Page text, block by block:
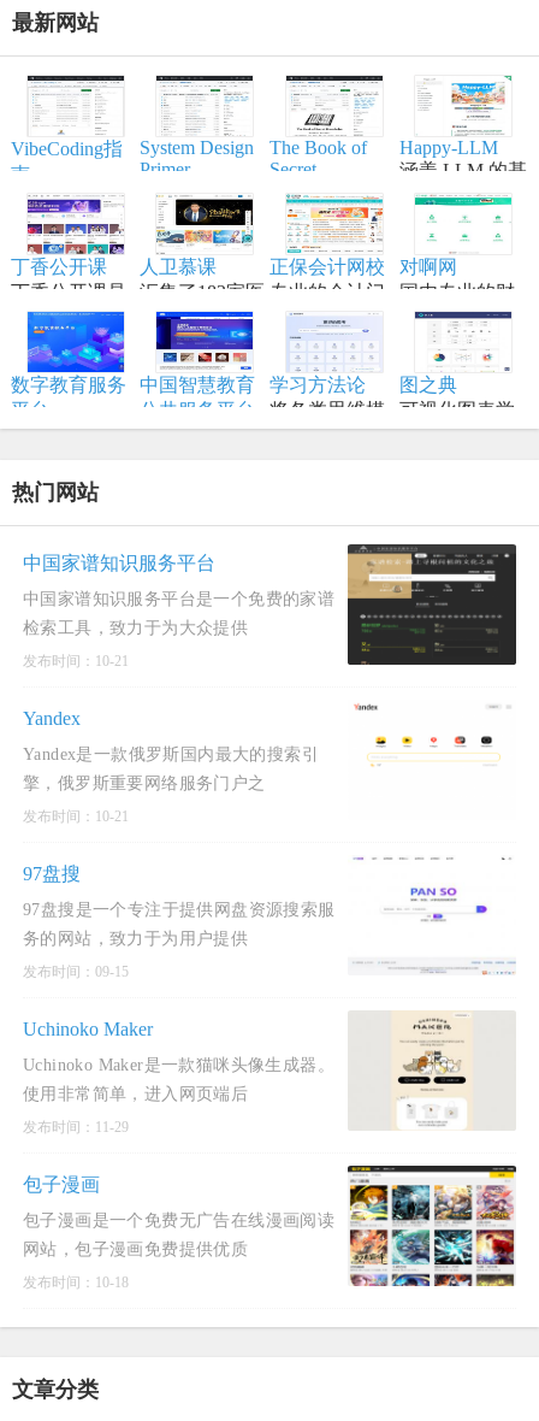
最新网站
VibeCoding指
南
一个通过与 AI
结对编程，将
想法变为现实
的终极工作站
System Design
Primer
帮助开发者学
习大型系统设
计原理、备战
技术面试，是
系统设计领域
的权威学习资
源。
The Book of
Secret
Knowledge
实用的列表、
手册、备忘
单、黑客技
巧、一行代
码、命令行/网
页工具资源。
Happy-LLM
涵盖 LLM 的基
本原理,训练流
程,模型构建等
内容,适合具备
一定编程和深
学习者。
丁香公开课
丁香公开课是
将传统线下授
课搬到网络平
台
人卫慕课
汇集了182家医
学高等院校的
顶尖资源
正保会计网校
专业的会计门
户网站，专注
财会职业培训
品牌,从事初级
会计职称考试
对啊网
国内专业的财
经财会会计类
职业教育分班
直播网校
数字教育服务
平台
以数字化推动
展为核心，服
师、学生及社
会公众。
中国智慧教育
公共服务平台
全称中国国家
学习方法论
将各类思维模
型、创新方法
图之典
可视化图表学
习网站
热门网站
中国家谱知识服务平台
中国家谱知识服务平台是一个免费的家谱
检索工具，致力于为大众提供
发布时间：10-21
Yandex
Yandex是一款俄罗斯国内最大的搜索引
擎，俄罗斯重要网络服务门户之
发布时间：10-21
97盘搜
97盘搜是一个专注于提供网盘资源搜索服
务的网站，致力于为用户提供
发布时间：09-15
Uchinoko Maker
Uchinoko Maker是一款猫咪头像生成器。
使用非常简单，进入网页端后
发布时间：11-29
包子漫画
包子漫画是一个免费无广告在线漫画阅读
网站，包子漫画免费提供优质
发布时间：10-18
文章分类